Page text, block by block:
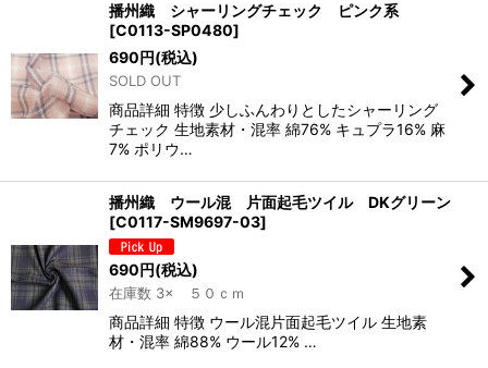
播州織 シャーリングチェック ピンク系
[C0113-SP0480]
690円(税込)
SOLD OUT
商品詳細 特徴 少しふんわりとしたシャーリング
チェック 生地素材・混率 綿76% キュプラ16% 麻
7% ポリウ…
播州織 ウール混 片面起毛ツイル DKグリーン
[C0117-SM9697-03]
690円(税込)
在庫数 3× ５０ｃｍ
商品詳細 特徴 ウール混片面起毛ツイル 生地素
材・混率 綿88% ウール12% …